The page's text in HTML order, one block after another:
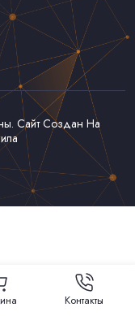
Сайт Создан На
Контакты